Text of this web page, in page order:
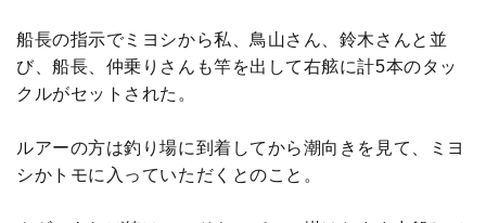
船長の指示でミヨシから私、鳥山さん、鈴木さんと並
び、船長、仲乗りさんも竿を出して右舷に計5本のタッ
クルがセットされた。
ルアーの方は釣り場に到着してから潮向きを見て、ミヨ
シかトモに入っていただくとのこと。